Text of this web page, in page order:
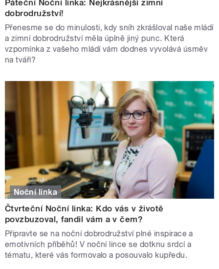
Páteční Noční linka: Nejkrásnější zimní
dobrodružství!
Přenesme se do minulosti, kdy sníh zkrášloval naše mládí
a zimní dobrodružství měla úplně jiný punc. Která
vzpomínka z vašeho mládí vám dodnes vyvolává úsměv
na tváři?
Noční linka
Čtvrteční Noční linka: Kdo vás v životě
povzbuzoval, fandil vám a v čem?
Připravte se na noční dobrodružství plné inspirace a
emotivních příběhů! V noční lince se dotknu srdcí a
tématu, které vás formovalo a posouvalo kupředu.